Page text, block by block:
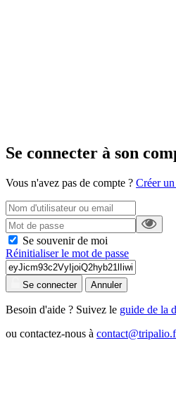
Se connecter à son
Vous n'avez pas de compte ? Créer
Se souvenir de moi
Réinitialiser le mot de passe
Se connecter Annuler
Besoin d'aide ? Suivez le guide de la
ou contactez-nous à